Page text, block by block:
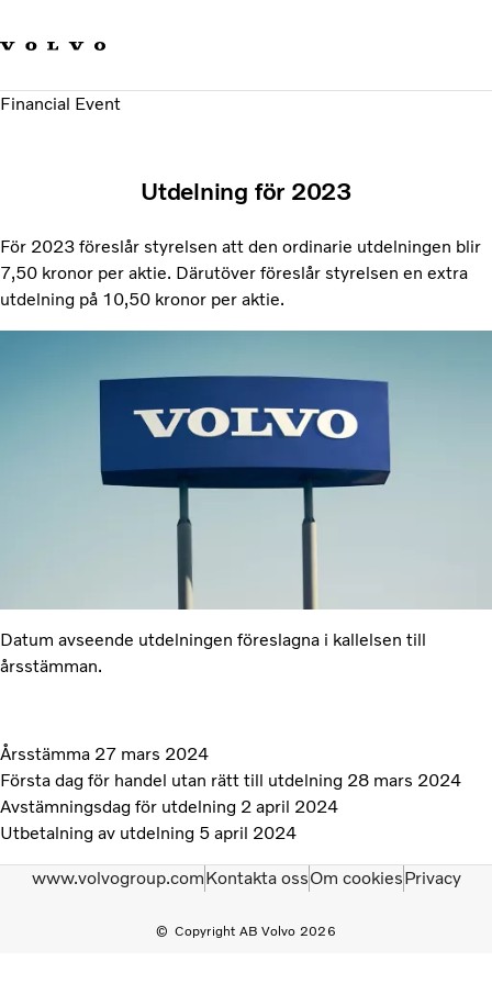
Hållbara transporter
Investerare
Nyheter och Media
Financial Event
Utdelning för 2023
För 2023 föreslår styrelsen att den ordinarie utdelningen blir
7,50 kronor per aktie. Därutöver föreslår styrelsen en extra
utdelning på 10,50 kronor per aktie.
Datum avseende utdelningen föreslagna i kallelsen till
årsstämman.
Årsstämma 27 mars 2024
Första dag för handel utan rätt till utdelning 28 mars 2024
Avstämningsdag för utdelning 2 april 2024
Utbetalning av utdelning 5 april 2024
Copyright AB Volvo 2026
www.volvogroup.comKontakta ossOm cookiesPrivacy